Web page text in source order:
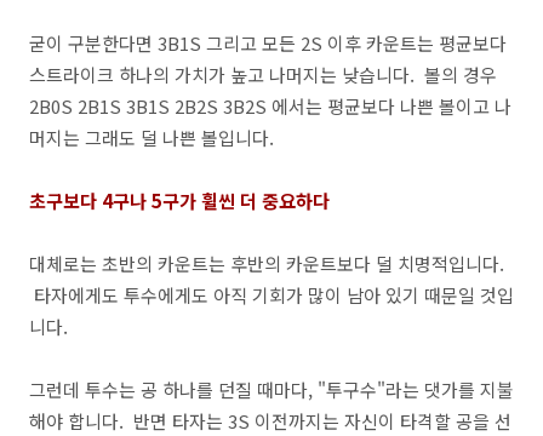
굳이 구분한다면 3B1S 그리고 모든 2S 이후 카운트는 평균보다
스트라이크 하나의 가치가 높고 나머지는 낮습니다. 볼의 경우
2B0S 2B1S 3B1S 2B2S 3B2S 에서는 평균보다 나쁜 볼이고 나
머지는 그래도 덜 나쁜 볼입니다.
초구보다 4구나 5구가 휠씬 더 중요하다
대체로는 초반의 카운트는 후반의 카운트보다 덜 치명적입니다.
타자에게도 투수에게도 아직 기회가 많이 남아 있기 때문일 것입
니다.
그런데 투수는 공 하나를 던질 때마다, "투구수"라는 댓가를 지불
해야 합니다. 반면 타자는 3S 이전까지는 자신이 타격할 공을 선